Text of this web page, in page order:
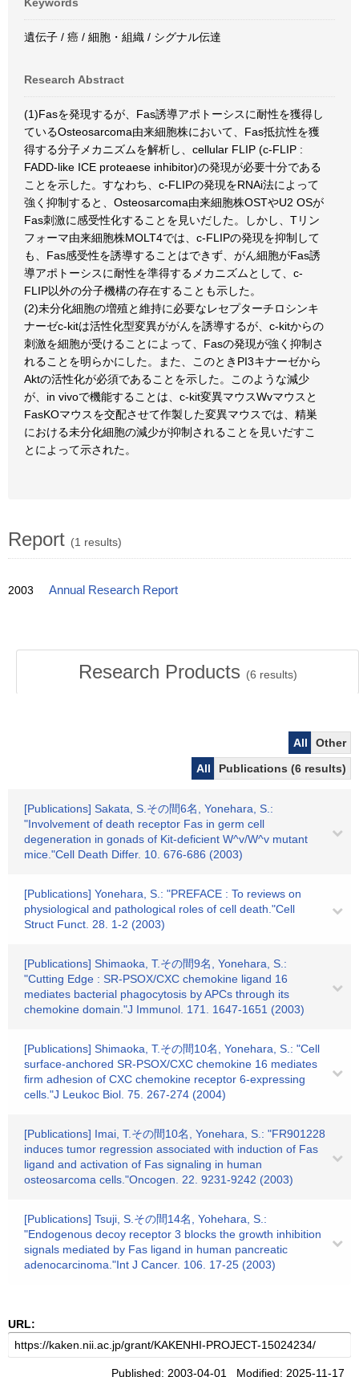
遺伝子 / 癌 / 細胞・組織 / シグナル伝達
Research Abstract
(1)Fasを発現するが、Fas誘導アポトーシスに耐性を獲得し
ているOsteosarcoma由来細胞株において、Fas抵抗性を獲
得する分子メカニズムを解析し、cellular FLIP (c-FLIP :
FADD-like ICE proteaese inhibitor)の発現が必要十分である
ことを示した。すなわち、c-FLIPの発現をRNAi法によって
強く抑制すると、Osteosarcoma由来細胞株OSTやU2 OSが
Fas刺激に感受性化することを見いだした。しかし、Tリン
フォーマ由来細胞株MOLT4では、c-FLIPの発現を抑制して
も、Fas感受性を誘導することはできず、がん細胞がFas誘
導アポトーシスに耐性を準得するメカニズムとして、c-
FLIP以外の分子機構の存在することも示した。
(2)未分化細胞の増殖と維持に必要なレセプターチロシンキ
ナーゼc-kitは活性化型変異ががんを誘導するが、c-kitからの
刺激を細胞が受けることによって、Fasの発現が強く抑制さ
れることを明らかにした。また、このときPI3キナーゼから
Aktの活性化が必須であることを示した。このような減少
が、in vivoで機能することは、c-kit変異マウスWvマウスと
FasKOマウスを交配させて作製した変異マウスでは、精巣
における未分化細胞の減少が抑制されることを見いだすこ
とによって示された。
Report (1 results)
2003 Annual Research Report
Research Products (6 results)
All
Other
All
Publications (6 results)
[Publications] Sakata, S.その間6名, Yonehara, S.:
"Involvement of death receptor Fas in germ cell
degeneration in gonads of Kit-deficient W^v/W^v mutant
mice."Cell Death Differ. 10. 676-686 (2003)
[Publications] Yonehara, S.: "PREFACE : To reviews on
physiological and pathological roles of cell death."Cell
Struct Funct. 28. 1-2 (2003)
[Publications] Shimaoka, T.その間9名, Yonehara, S.:
"Cutting Edge : SR-PSOX/CXC chemokine ligand 16
mediates bacterial phagocytosis by APCs through its
chemokine domain."J Immunol. 171. 1647-1651 (2003)
[Publications] Shimaoka, T.その間10名, Yonehara, S.: "Cell
surface-anchored SR-PSOX/CXC chemokine 16 mediates
firm adhesion of CXC chemokine receptor 6-expressing
cells."J Leukoc Biol. 75. 267-274 (2004)
[Publications] Imai, T.その間10名, Yonehara, S.: "FR901228
induces tumor regression associated with induction of Fas
ligand and activation of Fas signaling in human
osteosarcoma cells."Oncogen. 22. 9231-9242 (2003)
[Publications] Tsuji, S.その間14名, Yohehara, S.:
"Endogenous decoy receptor 3 blocks the growth inhibition
signals mediated by Fas ligand in human pancreatic
adenocarcinoma."Int J Cancer. 106. 17-25 (2003)
URL:
Published: 2003-04-01 Modified: 2025-11-17